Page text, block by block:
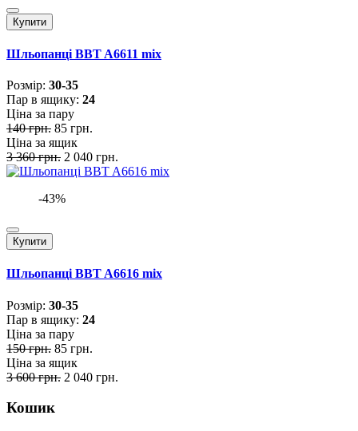
Купити
Шльопанці BBT A6611 mix
Розмiр: 30-35
Пар в ящику: 24
Ціна за пару
140 грн. 85 грн.
Ціна за ящик
3 360 грн. 2 040 грн.
-43%
Купити
Шльопанці BBT A6616 mix
Розмiр: 30-35
Пар в ящику: 24
Ціна за пару
150 грн. 85 грн.
Ціна за ящик
3 600 грн. 2 040 грн.
Кошик